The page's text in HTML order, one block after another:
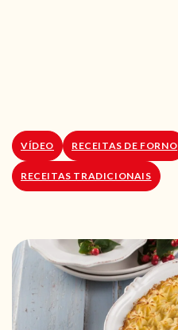
VÍDEO RECEITAS DE FORNO
RECEITAS TRADICIONAIS